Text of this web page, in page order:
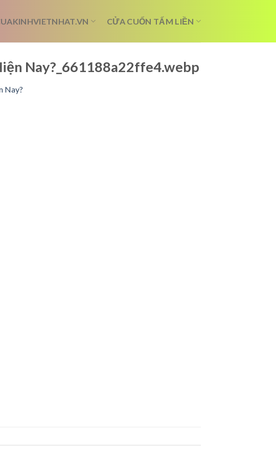
CỬA CUỐN TẤM LIỀN
Nay?_661188a22ffe4.webp
Nay?